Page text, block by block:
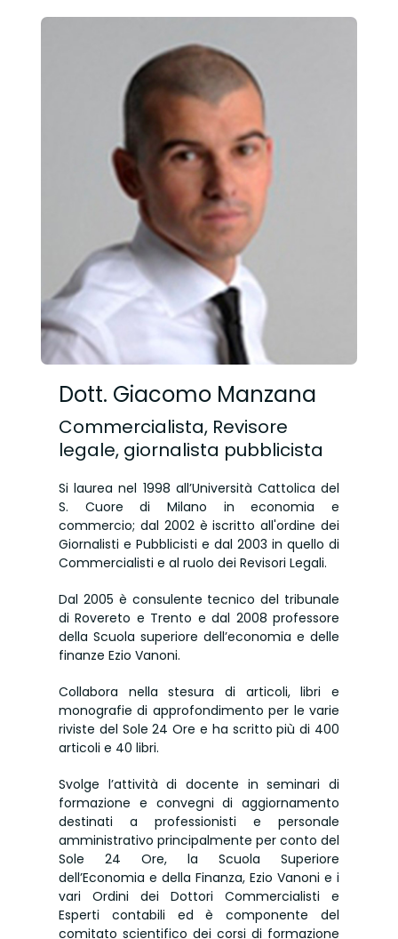
Dott. Giacomo Manzana
Commercialista, Revisore
legale, giornalista pubblicista
Si laurea nel 1998 all’Università Cattolica del
S. Cuore di Milano in economia e
commercio; dal 2002 è iscritto all'ordine dei
Giornalisti e Pubblicisti e dal 2003 in quello di
Commercialisti e al ruolo dei Revisori Legali.
Dal 2005 è consulente tecnico del tribunale
di Rovereto e Trento e dal 2008 professore
della Scuola superiore dell’economia e delle
finanze Ezio Vanoni.
Collabora nella stesura di articoli, libri e
monografie di approfondimento per le varie
riviste del Sole 24 Ore e ha scritto più di 400
articoli e 40 libri.
Svolge l’attività di docente in seminari di
formazione e convegni di aggiornamento
destinati a professionisti e personale
amministrativo principalmente per conto del
Sole 24 Ore, la Scuola Superiore
dell’Economia e della Finanza, Ezio Vanoni e i
vari Ordini dei Dottori Commercialisti e
Esperti contabili ed è componente del
comitato scientifico dei corsi di formazione